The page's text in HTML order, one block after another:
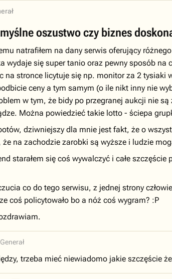
oszustwo czy biznes
natrafiłem na dany serwis oferujący
wydaje się super tanio oraz pewny sposób
na stronce licytuje się np. monitor za 2 tysiaki
ceny a tym samym (o ile nikt inny nie
w tym, że bidy po przegranej aukcji nie
Można powiedzieć takie lotto - ściepa
dziwniejszy dla mnie jest fakt, że o
na zachodzie zarobki są wyższe i ludzie
starałem się coś wywalczyć i całe
co do tego serwisu, z jednej strony
coś policytowało bo a nóż coś wygram? :P
Generał
trzeba mieć niewiadomo jakie szczęście